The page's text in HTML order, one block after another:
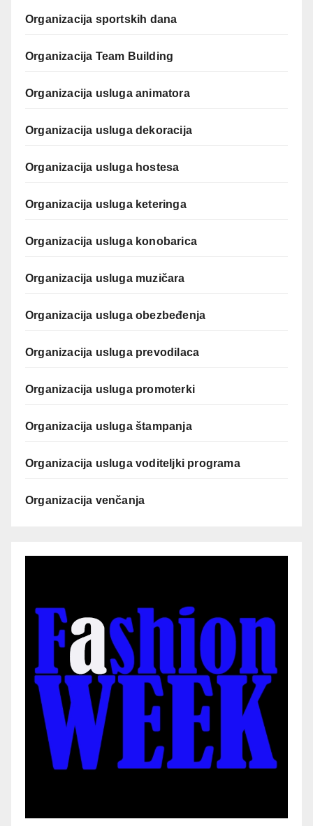
Organizacija sportskih dana
Organizacija Team Building
Organizacija usluga animatora
Organizacija usluga dekoracija
Organizacija usluga hostesa
Organizacija usluga keteringa
Organizacija usluga konobarica
Organizacija usluga muzičara
Organizacija usluga obezbeđenja
Organizacija usluga prevodilaca
Organizacija usluga promoterki
Organizacija usluga štampanja
Organizacija usluga voditeljki programa
Organizacija venčanja